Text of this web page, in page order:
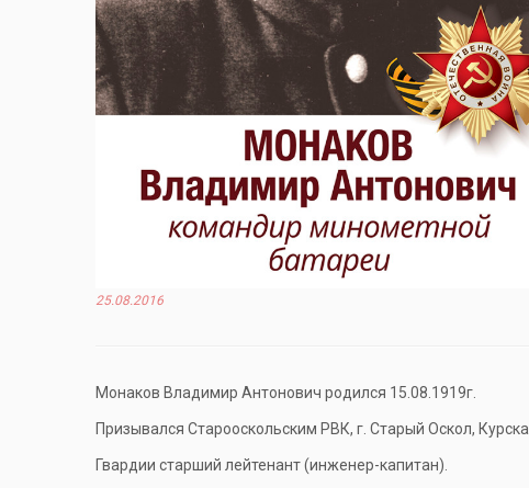
25.08.2016
Монаков Владимир Антонович родился 15.08.1919г.
Призывался Старооскольским РВК, г. Старый Оскол,
Гвардии старший лейтенант (инженер-капитан).